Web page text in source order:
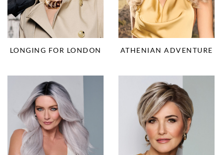
LONGING FOR LONDON ATHENIAN ADVENTURE